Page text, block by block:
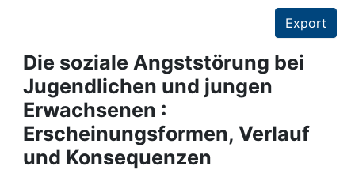
Projects
People
Institutions
Export
Die soziale Angststörung bei
Jugendlichen und jungen
Erwachsenen :
Erscheinungsformen, Verlauf
und Konsequenzen